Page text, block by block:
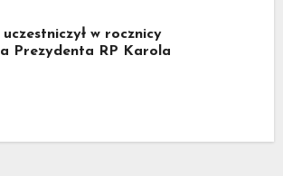
uczestniczył w rocznicy
Prezydenta RP Karola